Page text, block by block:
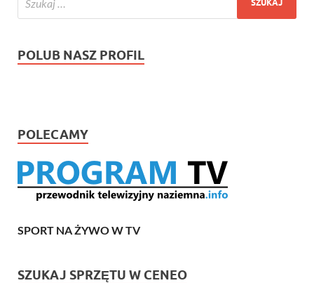
POLUB NASZ PROFIL
POLECAMY
SPORT NA ŻYWO W TV
SZUKAJ SPRZĘTU W CENEO